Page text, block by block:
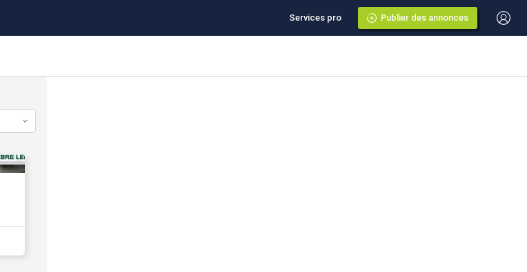
Services pro Publier des annonces
TOUTES LES PHOTOS